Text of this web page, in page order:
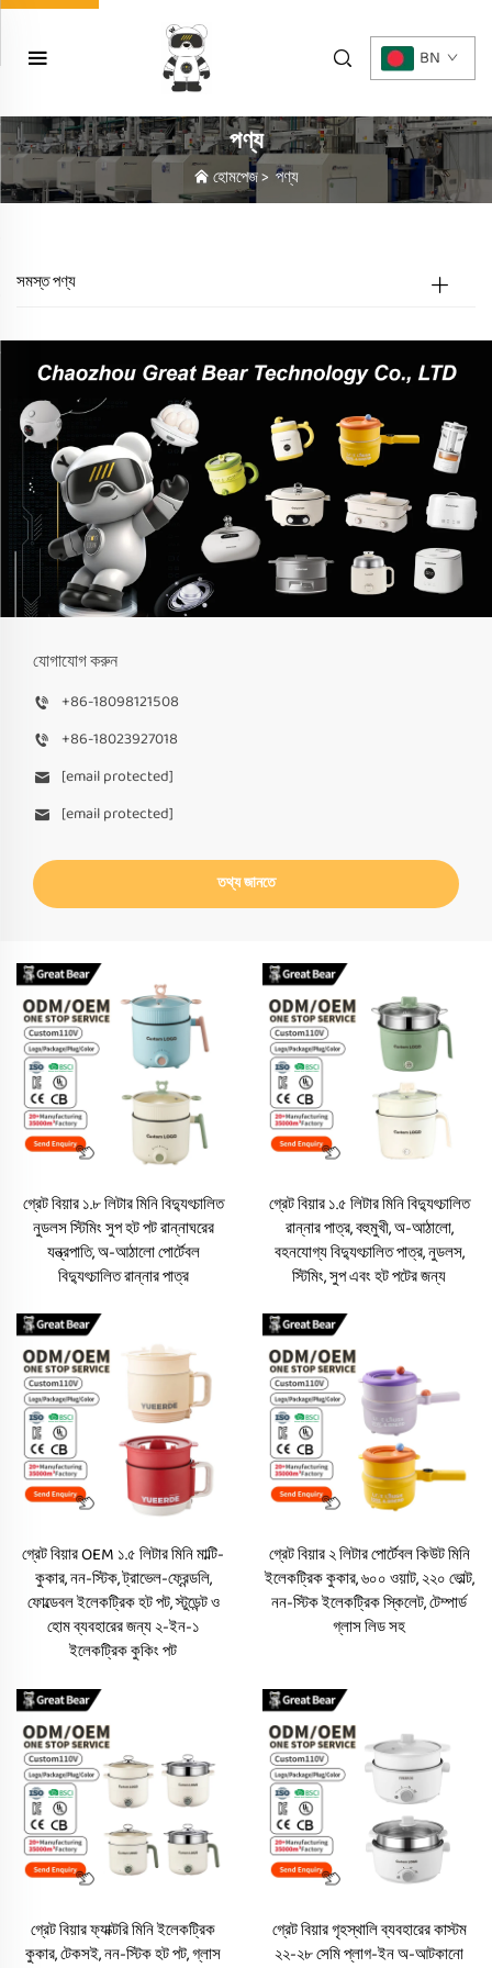
BN
পণ্য
হোমপেজ> পণ্য
সমস্ত পণ্য
যোগাযোগ করুন
+86-18098121508
+86-18023927018
[email protected]
[email protected]
তথ্য জানতে
গ্রেট বিয়ার ১.৮ লিটার মিনি বিদ্যুৎচালিত
নুডলস স্টিমিং সুপ হট পট রান্নাঘরের
যন্ত্রপাতি, অ-আঠালো পোর্টেবল
বিদ্যুৎচালিত রান্নার পাত্র
গ্রেট বিয়ার ১.৫ লিটার মিনি বিদ্যুৎচালিত
রান্নার পাত্র, বহুমুখী, অ-আঠালো,
বহনযোগ্য বিদ্যুৎচালিত পাত্র, নুডলস,
স্টিমিং, সুপ এবং হট পটের জন্য
গ্রেট বিয়ার OEM ১.৫ লিটার মিনি মাল্টি-
কুকার, নন-স্টিক, ট্রাভেল-ফ্রেন্ডলি,
ফোল্ডেবল ইলেকট্রিক হট পট, স্টুডেন্ট ও
হোম ব্যবহারের জন্য ২-ইন-১
ইলেকট্রিক কুকিং পট
গ্রেট বিয়ার ২ লিটার পোর্টেবল কিউট মিনি
ইলেকট্রিক কুকার, ৬০০ ওয়াট, ২২০ ভোল্ট,
নন-স্টিক ইলেকট্রিক স্কিলেট, টেম্পার্ড
গ্লাস লিড সহ
গ্রেট বিয়ার ফ্যাক্টরি মিনি ইলেকট্রিক
কুকার, টেকসই, নন-স্টিক হট পট, গ্লাস
গ্রেট বিয়ার গৃহস্থালি ব্যবহারের কাস্টম
২২-২৮ সেমি প্লাগ-ইন অ-আটকানো